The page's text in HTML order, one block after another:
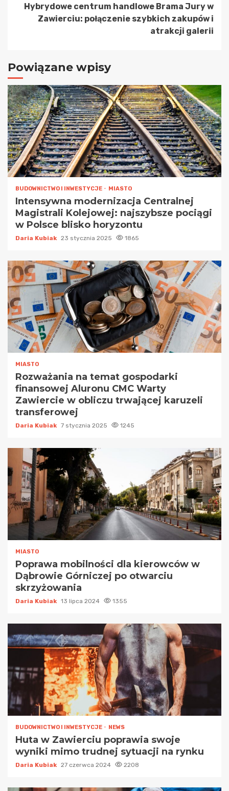
Hybrydowe centrum handlowe Brama Jury w
Zawierciu: połączenie szybkich zakupów i
atrakcji galerii
Powiązane wpisy
BUDOWNICTWO I INWESTYCJE MIASTO
Intensywna modernizacja Centralnej
Magistrali Kolejowej: najszybsze pociągi
w Polsce blisko horyzontu
Daria Kubiak 23 stycznia 2025 1865
MIASTO
Rozważania na temat gospodarki
finansowej Aluronu CMC Warty
Zawiercie w obliczu trwającej karuzeli
transferowej
Daria Kubiak 7 stycznia 2025 1245
MIASTO
Poprawa mobilności dla kierowców w
Dąbrowie Górniczej po otwarciu
skrzyżowania
Daria Kubiak 13 lipca 2024 1355
BUDOWNICTWO I INWESTYCJE NEWS
Huta w Zawierciu poprawia swoje
wyniki mimo trudnej sytuacji na rynku
Daria Kubiak 27 czerwca 2024 2208